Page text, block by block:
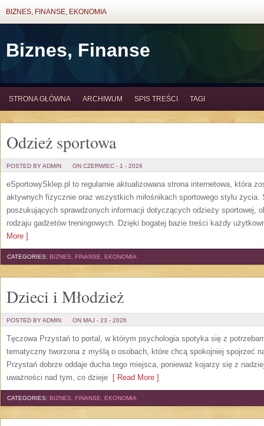
BIZNES, FINANSE, EKONOMIA
Biznes, Finanse
STRONA GŁÓWNA ARCHIWUM SPIS TREŚCI TAGI
Odzież sportowa
POSTED BY ADMIN ON CZERWIEC - 1 - 2026
eSportowySklep.pl to regularnie aktualizowana strona internetowa, która
aktywnych fizycznie oraz wszystkich miłośnikach sportowego stylu życia.
poszukujących sprawdzonych informacji dotyczących odzieży sportowej,
rodzaju gadżetów treningowych. Dzięki bogatej bazie treści każdy
More ]
CATEGORIES: BIZNES, FINANSE, EKONOMIA
Dzieci i Młodzież
POSTED BY ADMIN ON MAJ - 23 - 2026
Tęczowa Przystań to portal, w którym psychologia spotyka się z
tematyczny tworzona z myślą o osobach, które chcą spokojniej spojrzeć
Przystań dobrze oddaje ducha tego miejsca, ponieważ kojarzy się z
uważności nad tym, co dzieje [ Read More ]
CATEGORIES: BIZNES, FINANSE, EKONOMIA